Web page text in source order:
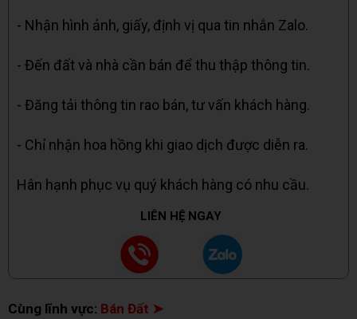
- Nhận hình ảnh, giấy, định vị qua tin nhắn Zalo.
- Đến đất và nhà cần bán để thu thập thông tin.
- Đăng tải thông tin rao bán, tư vấn khách hàng.
- Chỉ nhận hoa hồng khi giao dịch được diễn ra.
Hân hạnh phục vụ quý khách hàng có nhu cầu.
LIÊN HỆ NGAY
Cùng lĩnh vực: Bán Đất ➤